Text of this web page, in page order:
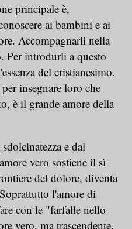
principale è,
ai bambini e ai
Accompagnarli nella
Per introdurli a questo
del cristianesimo.
insegnare loro che
è il grande amore della
e dal
vero sostiene il sì
del dolore, diventa
l'amore di
con le "farfalle nello
vero, ma trascendente.